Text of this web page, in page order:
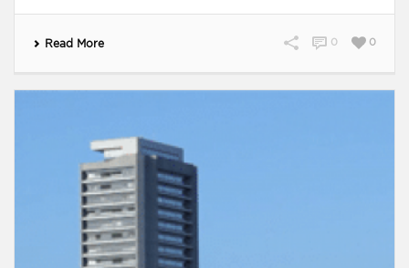
Read More 0
0